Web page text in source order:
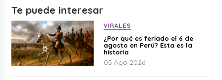
Te puede interesar
VIRALES
¿Por qué es feriado el 6 de
agosto en Perú? Esta es la
historia
05 Ago 2026